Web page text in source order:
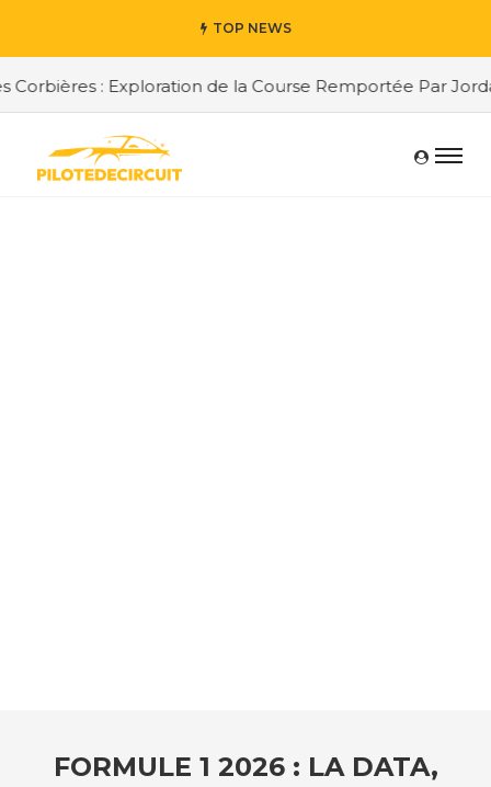
TOP NEWS
: Exploration de la Course Remportée Par Jordan
FORMULE 1 2026 : LA DATA,